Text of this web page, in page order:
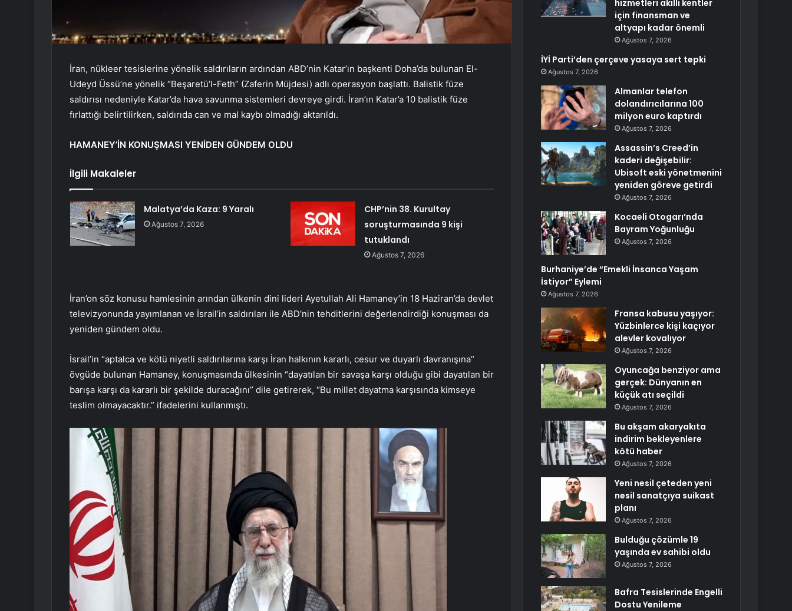
İran, nükleer tesislerine yönelik saldırıların ardından ABD’nin Katar’ın başkenti Doha’da bulunan El-
Udeyd Üssü’ne yönelik “Beşaretü’l-Feth” (Zaferin Müjdesi) adlı operasyon başlattı. Balistik füze
saldırısı nedeniyle Katar’da hava savunma sistemleri devreye girdi. İran’ın Katar’a 10 balistik füze
fırlattığı belirtilirken, saldırıda can ve mal kaybı olmadığı aktarıldı.
HAMANEY’İN KONUŞMASI YENİDEN GÜNDEM OLDU
İlgili Makaleler
Malatya’da Kaza: 9 Yaralı
Ağustos 7, 2026
CHP’nin 38. Kurultay
soruşturmasında 9 kişi
tutuklandı
Ağustos 7, 2026
İran’on söz konusu hamlesinin arından ülkenin dini lideri Ayetullah Ali Hamaney’in 18 Haziran’da devlet
televizyonunda yayımlanan ve İsrail’in saldırıları ile ABD’nin tehditlerini değerlendirdiği konuşması da
yeniden gündem oldu.
İsrail’in “aptalca ve kötü niyetli saldırılarına karşı İran halkının kararlı, cesur ve duyarlı davranışına”
övgüde bulunan Hamaney, konuşmasında ülkesinin “dayatılan bir savaşa karşı olduğu gibi dayatılan bir
barışa karşı da kararlı bir şekilde duracağını” dile getirerek, “Bu millet dayatma karşısında kimseye
teslim olmayacaktır.” ifadelerini kullanmıştı.
hizmetleri akıllı kentler
için finansman ve
altyapı kadar önemli
Ağustos 7, 2026
İYİ Parti’den çerçeve yasaya sert tepki
Ağustos 7, 2026
Almanlar telefon
dolandırıcılarına 100
milyon euro kaptırdı
Ağustos 7, 2026
Assassin’s Creed’in
kaderi değişebilir:
Ubisoft eski yönetmenini
yeniden göreve getirdi
Ağustos 7, 2026
Kocaeli Otogarı’nda
Bayram Yoğunluğu
Ağustos 7, 2026
Burhaniye’de “Emekli İnsanca Yaşam
İstiyor” Eylemi
Ağustos 7, 2026
Fransa kabusu yaşıyor:
Yüzbinlerce kişi kaçıyor
alevler kovalıyor
Ağustos 7, 2026
Oyuncağa benziyor ama
gerçek: Dünyanın en
küçük atı seçildi
Ağustos 7, 2026
Bu akşam akaryakıta
indirim bekleyenlere
kötü haber
Ağustos 7, 2026
Yeni nesil çeteden yeni
nesil sanatçıya suikast
planı
Ağustos 7, 2026
Bulduğu çözümle 19
yaşında ev sahibi oldu
Ağustos 7, 2026
Bafra Tesislerinde Engelli
Dostu Yenileme